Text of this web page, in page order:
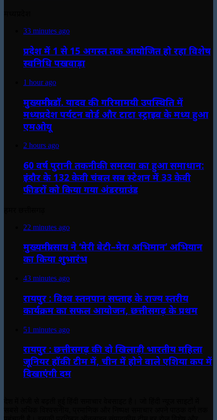
33 minutes ago
प्रदेश में 1 से 15 अगस्त तक आयोजित हो रहा विशेष
स्वनिधि पखवाड़ा
1 hour ago
मुख्यमंत्री डॉ. यादव की गरिमामयी उपस्थिति में
मध्यप्रदेश पर्यटन बोर्ड और टाटा स्ट्राइव के मध्य हुआ
एमओयू
2 hours ago
60 वर्ष पुरानी तकनीकी समस्या का हुआ समाधान:
इंदौर के 132 केवी चंबल सब स्टेशन में 33 केवी
फीडरों को किया गया अंडरग्राउंड
22 minutes ago
मुख्यमंत्री साय ने ‘मेरी बेटी–मेरा अभिमान’ अभियान
का किया शुभारंभ
43 minutes ago
रायपुर : विश्व स्तनपान सप्ताह के राज्य स्तरीय
कार्यक्रम का सफल आयोजन, छत्तीसगढ़ के प्रथम
51 minutes ago
रायपुर : छत्तीसगढ़ की दो खिलाड़ी भारतीय महिला
जूनियर हॉकी टीम में, चीन में होने वाले एशिया कप में
दिखाएंगी दम